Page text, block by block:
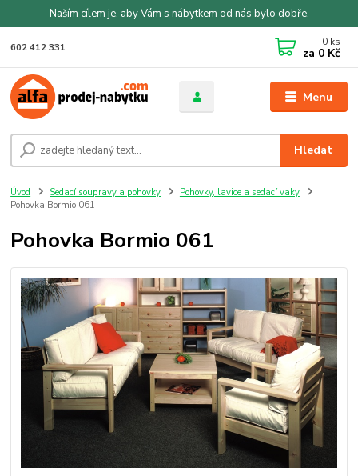
Naším cílem je, aby Vám s nábytkem od nás bylo dobře.
Menu
Hledat
602 412 331 0 ks
za 0 Kč
Úvod Sedací soupravy a pohovky
Pohovky, lavice a sedací vaky
Pohovka Bormio 061
Pohovka Bormio 061